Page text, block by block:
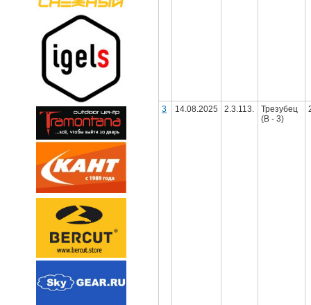
3 14.08.2025 2.3.113.
Трезубец
(В - 3)